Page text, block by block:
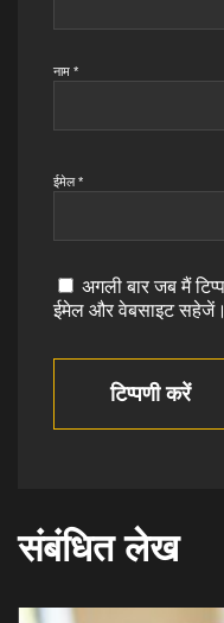
नाम *
ईमेल*
अगली बार जब मैं
ईमेल और वेबसाइट सहेजें।
टिप्पणी करें
संबंधित लेख